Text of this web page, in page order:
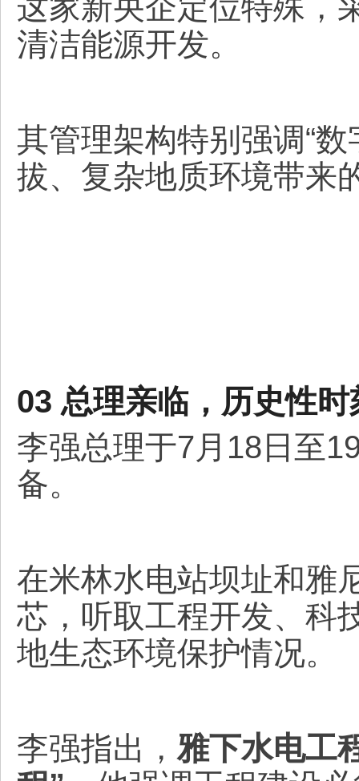
这家新央企定位特殊，
清洁能源开发。
其管理架构特别强调“
拔、复杂地质环境带来
03 总理亲临，历史性时
李强总理于7月18日至
备。
在米林水电站坝址和雅
芯，听取工程开发、科
地生态环境保护情况。
李强指出，雅下水电工